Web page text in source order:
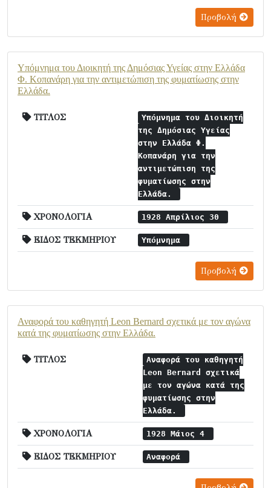
Προβολή
Υπόμνημα του Διοικητή της Δημόσιας Υγείας στην Ελλάδα
Φ. Κοπανάρη για την αντιμετώπιση της φυματίωσης στην
Ελλάδα.
ΤΙΤΛΟΣ
Υπόμνημα του Διοικητή
της Δημόσιας Υγείας
στην Ελλάδα Φ.
Κοπανάρη για την
αντιμετώπιση της
φυματίωσης στην
Ελλάδα.
ΧΡΟΝΟΛΟΓΙΑ 1928 Απρίλιος 30
ΕΙΔΟΣ ΤΕΚΜΗΡΙΟΥ Υπόμνημα
Προβολή
Αναφορά του καθηγητή Leon Bernard σχετικά με τον αγώνα
κατά της φυματίωσης στην Ελλάδα.
ΤΙΤΛΟΣ
Αναφορά του καθηγητή
Leon Bernard σχετικά
με τον αγώνα κατά της
φυματίωσης στην
Ελλάδα.
ΧΡΟΝΟΛΟΓΙΑ 1928 Μάιος 4
ΕΙΔΟΣ ΤΕΚΜΗΡΙΟΥ Αναφορά